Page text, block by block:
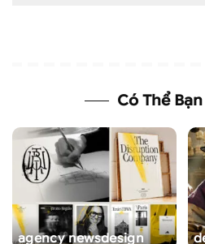
Có Thể
agency newsdesign